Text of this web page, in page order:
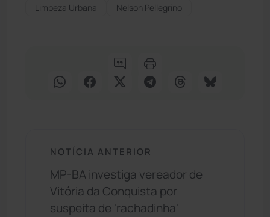
Limpeza Urbana
Nelson Pellegrino
NOTÍCIA ANTERIOR
MP-BA investiga vereador de
Vitória da Conquista por
suspeita de 'rachadinha'